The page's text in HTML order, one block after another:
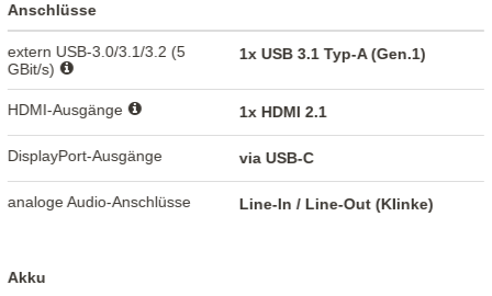
Anschlüsse
extern USB-3.0/3.1/3.2 (5
GBit/s)
1x USB 3.1 Typ-A (Gen.1)
HDMI-Ausgänge 1x HDMI 2.1
DisplayPort-Ausgänge via USB-C
analoge Audio-Anschlüsse Line-In / Line-Out (Klinke)
Akku